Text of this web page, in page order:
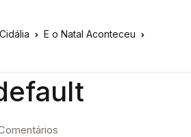
E o Natal Aconteceu